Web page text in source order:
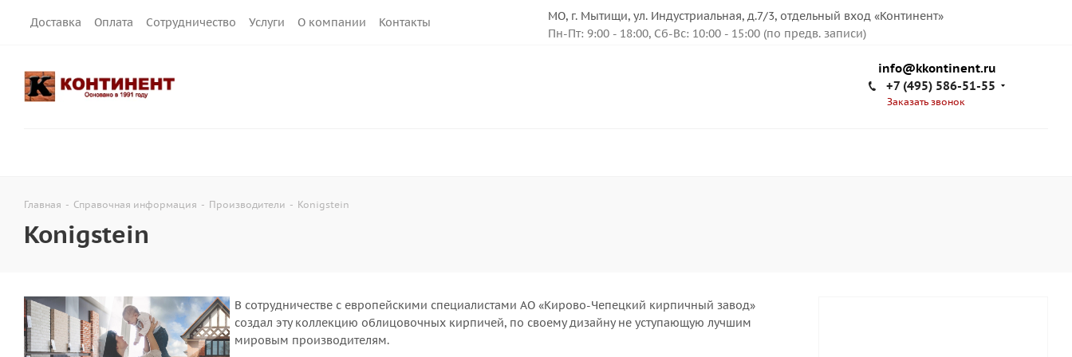
Доставка Оплата Сотрудничество Услуги О компании Контакты
МО, г. Мытищи, ул. Индустриальная, д.7/3, отдельный вход «Континент»
Пн-Пт: 9:00 - 18:00, Сб-Вс: 10:00 - 15:00 (по предв. записи)
info@kkontinent.ru
+7 (495) 586-51-55
Заказать звонок
Главная - Справочная информация - Производители - Konigstein
Konigstein
В сотрудничестве с европейскими специалистами АО «Кирово-Чепецкий кирпичный завод»
создал эту коллекцию облицовочных кирпичей, по своему дизайну не уступающую лучшим
мировым производителям.